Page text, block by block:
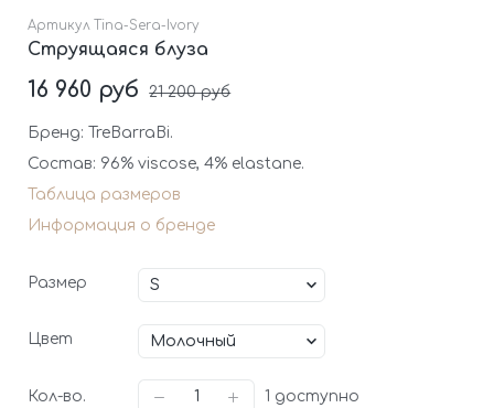
Артикул Tina-Sera-Ivory
Струящаяся блуза
16 960 руб 21 200 руб
Бренд: TreBarraBi.
Состав: 96% viscose, 4% elastane.
Таблица размеров
Информация о бренде
Размер
Цвет
Кол-во. 1 доступно